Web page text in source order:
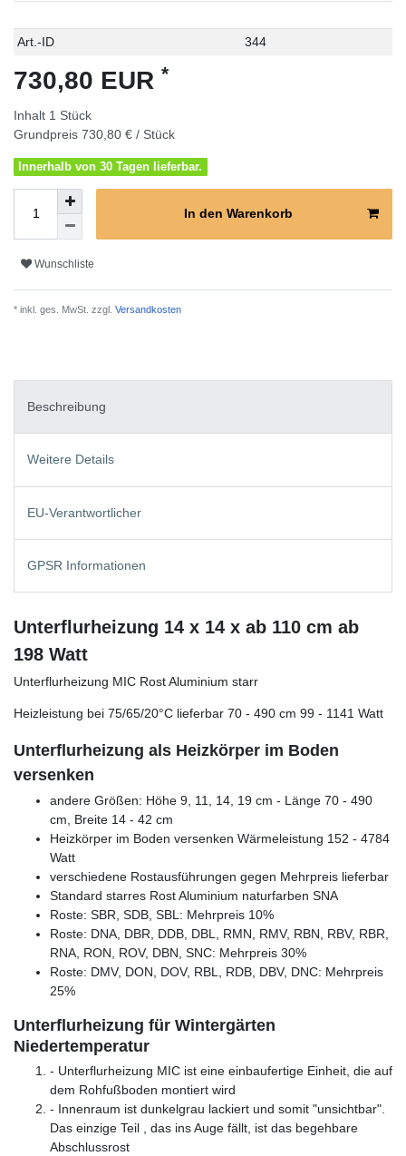
Technisches
Wert
Art.-ID 344
730,80 EUR *
Inhalt 1 Stück
Grundpreis 730,80 € / Stück
Innerhalb von 30 Tagen lieferbar.
In den Warenkorb
Wunschliste
* inkl. ges. MwSt. zzgl. Versandkosten
Beschreibung
Weitere Details
EU-Verantwortlicher
GPSR Informationen
Unterflurheizung 14 x 14 x ab 110 cm ab
198 Watt
Unterflurheizung MIC Rost Aluminium starr
Heizleistung bei 75/65/20°C lieferbar 70 - 490 cm 99 - 1141 Watt
Unterflurheizung als Heizkörper im Boden
versenken
andere Größen: Höhe 9, 11, 14, 19 cm - Länge 70 - 490
cm, Breite 14 - 42 cm
Heizkörper im Boden versenken Wärmeleistung 152 - 4784
Watt
verschiedene Rostausführungen gegen Mehrpreis lieferbar
Standard starres Rost Aluminium naturfarben SNA
Roste: SBR, SDB, SBL: Mehrpreis 10%
Roste: DNA, DBR, DDB, DBL, RMN, RMV, RBN, RBV, RBR,
RNA, RON, ROV, DBN, SNC: Mehrpreis 30%
Roste: DMV, DON, DOV, RBL, RDB, DBV, DNC: Mehrpreis
25%
Unterflurheizung für Wintergärten
Niedertemperatur
- Unterflurheizung MIC ist eine einbaufertige Einheit, die auf
dem Rohfußboden montiert wird
- Innenraum ist dunkelgrau lackiert und somit "unsichtbar".
Das einzige Teil , das ins Auge fällt, ist das begehbare
Abschlussrost